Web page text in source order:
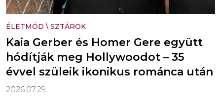
ÉLETMÓD \ SZTÁROK
Kaia Gerber és Homer Gere együtt
hódítják meg Hollywoodot – 35
évvel szüleik ikonikus románca után
2026.07.29.